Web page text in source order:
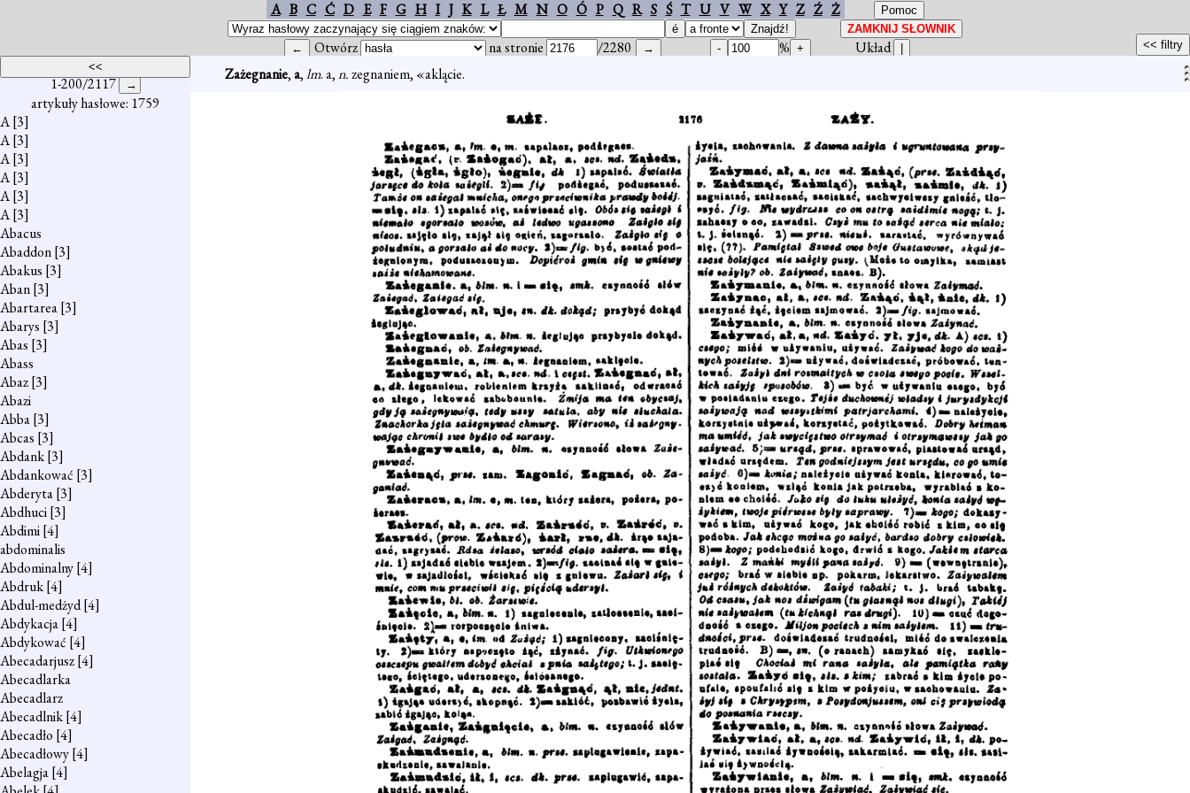
A B C Ć D E F G H I J K L Ł M N O Ó P Q R S Ś T U V W X Y Z Ź Ż
Otwórz na stronie /2280 %
Układ
1-200/2117
artykuły hasłowe: 1759
A[3]
A[3]
A[3]
A[3]
A[3]
A[3]
Abacus
Abaddon[3]
Abakus [3]
Aban[3]
Abartarea[3]
Abarys [3]
Abas [3]
Abass
Abaz[3]
Abazi
Abba[3]
Abcas [3]
Abdank[3]
Abdankować [3]
Abderyta[3]
Abdhuci[3]
Abdimi[4]
abdominalis
Abdominalny[4]
Abdruk[4]
Abdul-medżyd[4]
Abdykacja[4]
Abdykować [4]
Abecadarjusz[4]
Abecadlarka
Abecadlarz
Abecadlnik[4]
Abecadło [4]
Abecadłowy[4]
Abelagja[4]
Zażegnanie,a,lm. a,n.zegnaniem, «aklącie.